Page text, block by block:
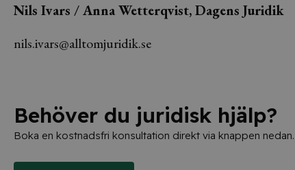
Nils Ivars / Anna Wetterqvist, Dagens Juridik
nils.ivars@alltomjuridik.se
Behöver du juridisk hjälp?
Boka en kostnadsfri konsultation direkt via knappen nedan.